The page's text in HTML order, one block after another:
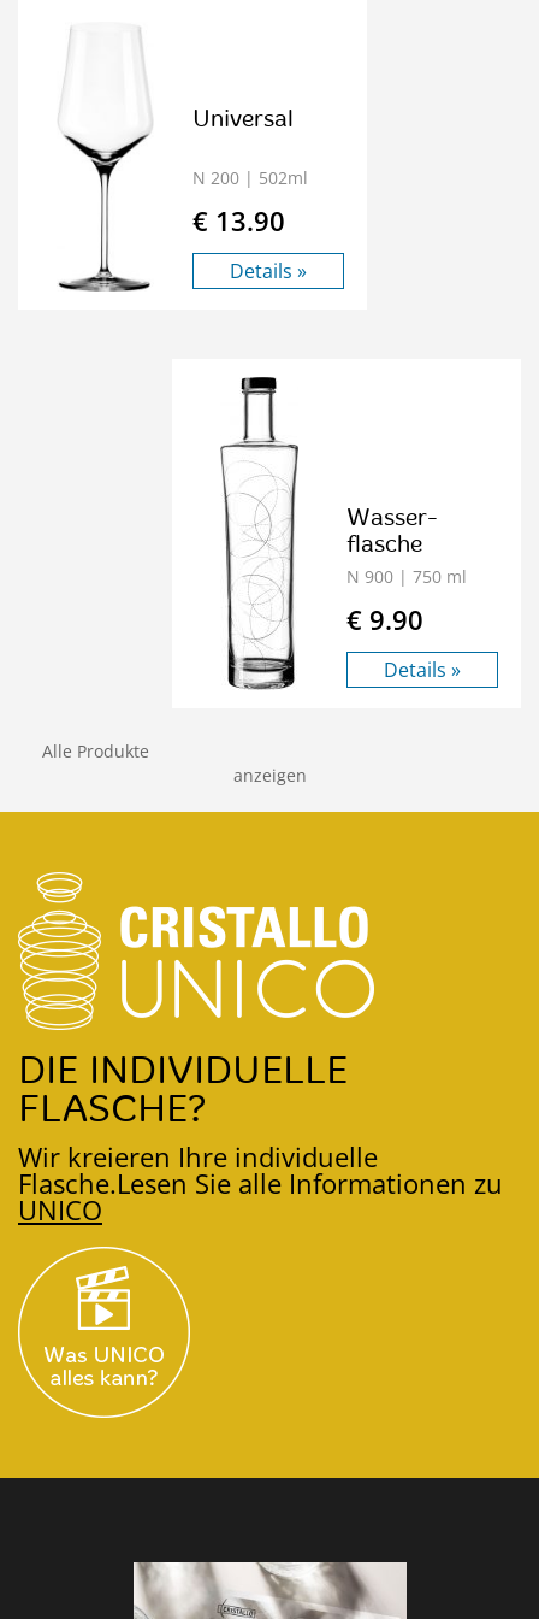
Universal
N 200 | 502ml
€ 13.90
Details »
Wasser-
flasche
N 900 | 750 ml
€ 9.90
Details »
Alle Produkte
anzeigen
DIE INDIVIDUELLE
FLASCHE?
Wir kreieren Ihre individuelle
Flasche.Lesen Sie alle Informationen zu
UNICO